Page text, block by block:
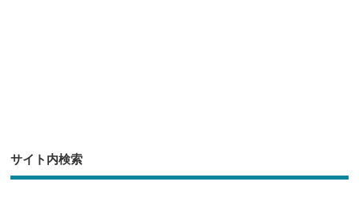
サイト内検索